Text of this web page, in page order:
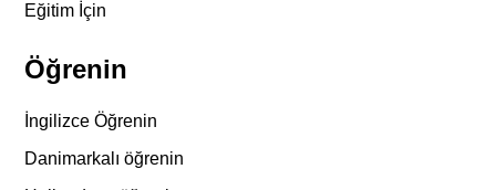
Eğitim İçin
Öğrenin
İngilizce Öğrenin
Danimarkalı öğrenin